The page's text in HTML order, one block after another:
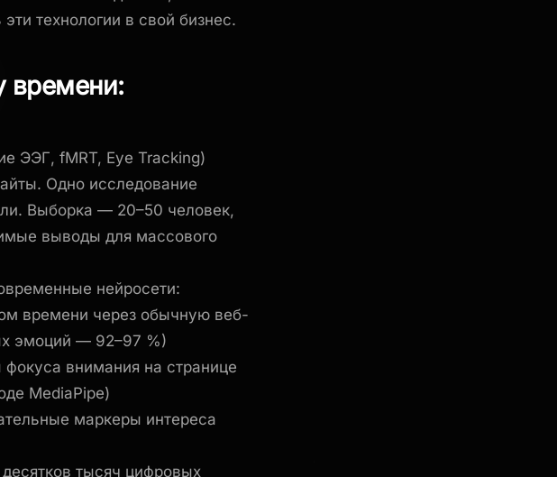
технологии в свой бизнес.
времени:
ЭЭГ, fMRT, Eye Tracking)
Одно исследование
Выборка — 20–50 человек,
выводы для массового
нейросети:
времени через обычную веб-
эмоций — 92–97 %)
внимания на странице
MediaPipe)
маркеры интереса
тысяч цифровых